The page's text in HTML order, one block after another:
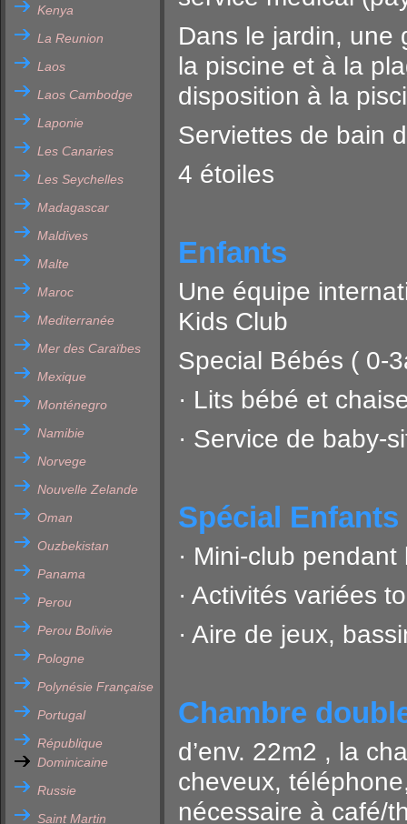
Kenya
La Reunion
Laos
Laos Cambodge
Laponie
Les Canaries
Les Seychelles
Madagascar
Maldives
Malte
Maroc
Mediterranée
Mer des Caraïbes
Mexique
Monténegro
Namibie
Norvege
Nouvelle Zelande
Oman
Ouzbekistan
Panama
Perou
Perou Bolivie
Pologne
Polynésie Française
Portugal
République
Dominicaine
Russie
Saint Martin
Dans le jardin, une
la piscine et à la
disposition à la
Serviettes de bain
4 étoiles
Enfants
Une équipe
Kids Club
Special Bébés ( 0-
· Lits bébé et
· Service de baby-
Spécial Enfants
· Mini-club
· Activités variées
· Aire de jeux,
Chambre
d’env. 22m2 , la
cheveux,
nécessaire à café/